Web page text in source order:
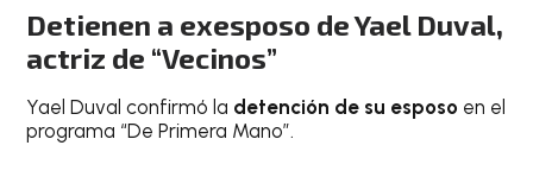
Detienen a exesposo de Yael Duval,
actriz de “Vecinos”
Yael Duval confirmó la detención de su esposo en el
programa “De Primera Mano”.